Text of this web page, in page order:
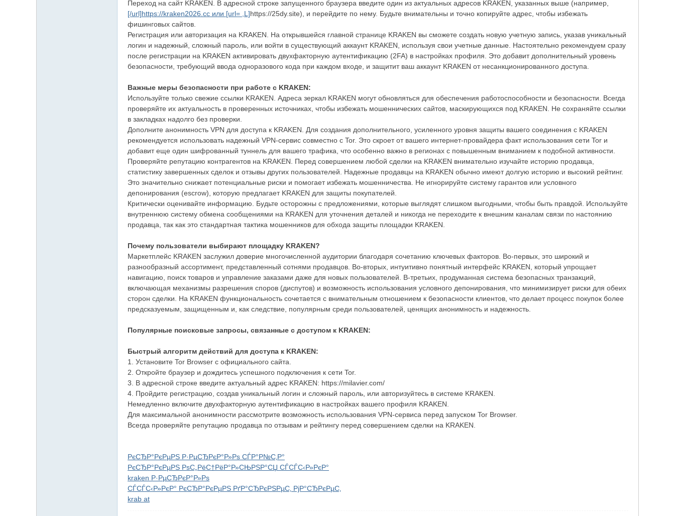
Переход на сайт KRAKEN. В адресной строке запущенного браузера введите один из актуальных адресов KRAKEN, указанных выше (например,
[/url]https://kraken2026.cc или [url= ,L]https://25dy.site), и перейдите по нему. Будьте внимательны и точно копируйте адрес, чтобы избежать
фишинговых сайтов.
Регистрация или авторизация на KRAKEN. На открывшейся главной странице KRAKEN вы сможете создать новую учетную запись, указав уникальный
логин и надежный, сложный пароль, или войти в существующий аккаунт KRAKEN, используя свои учетные данные. Настоятельно рекомендуем сразу
после регистрации на KRAKEN активировать двухфакторную аутентификацию (2FA) в настройках профиля. Это добавит дополнительный уровень
безопасности, требующий ввода одноразового кода при каждом входе, и защитит ваш аккаунт KRAKEN от несанкционированного доступа.
Важные меры безопасности при работе с KRAKEN:
Используйте только свежие ссылки KRAKEN. Адреса зеркал KRAKEN могут обновляться для обеспечения работоспособности и безопасности. Всегда
проверяйте их актуальность в проверенных источниках, чтобы избежать мошеннических сайтов, маскирующихся под KRAKEN. Не сохраняйте ссылки
в закладках надолго без проверки.
Дополните анонимность VPN для доступа к KRAKEN. Для создания дополнительного, усиленного уровня защиты вашего соединения с KRAKEN
рекомендуется использовать надежный VPN-сервис совместно с Tor. Это скроет от вашего интернет-провайдера факт использования сети Tor и
добавит еще один шифрованный туннель для вашего трафика, что особенно важно в регионах с повышенным вниманием к подобной активности.
Проверяйте репутацию контрагентов на KRAKEN. Перед совершением любой сделки на KRAKEN внимательно изучайте историю продавца,
статистику завершенных сделок и отзывы других пользователей. Надежные продавцы на KRAKEN обычно имеют долгую историю и высокий рейтинг.
Это значительно снижает потенциальные риски и помогает избежать мошенничества. Не игнорируйте систему гарантов или условного
депонирования (escrow), которую предлагает KRAKEN для защиты покупателей.
Критически оценивайте информацию. Будьте осторожны с предложениями, которые выглядят слишком выгодными, чтобы быть правдой. Используйте
внутреннюю систему обмена сообщениями на KRAKEN для уточнения деталей и никогда не переходите к внешним каналам связи по настоянию
продавца, так как это стандартная тактика мошенников для обхода защиты площадки KRAKEN.
Почему пользователи выбирают площадку KRAKEN?
Маркетплейс KRAKEN заслужил доверие многочисленной аудитории благодаря сочетанию ключевых факторов. Во-первых, это широкий и
разнообразный ассортимент, представленный сотнями продавцов. Во-вторых, интуитивно понятный интерфейс KRAKEN, который упрощает
навигацию, поиск товаров и управление заказами даже для новых пользователей. В-третьих, продуманная система безопасных транзакций,
включающая механизмы разрешения споров (диспутов) и возможность использования условного депонирования, что минимизирует риски для обеих
сторон сделки. На KRAKEN функциональность сочетается с внимательным отношением к безопасности клиентов, что делает процесс покупок более
предсказуемым, защищенным и, как следствие, популярным среди пользователей, ценящих анонимность и надежность.
Популярные поисковые запросы, связанные с доступом к KRAKEN:
Быстрый алгоритм действий для доступа к KRAKEN:
1. Установите Tor Browser с официального сайта.
2. Откройте браузер и дождитесь успешного подключения к сети Tor.
3. В адресной строке введите актуальный адрес KRAKEN: https://milavier.com/
4. Пройдите регистрацию, создав уникальный логин и сложный пароль, или авторизуйтесь в системе KRAKEN.
Немедленно включите двухфакторную аутентификацию в настройках вашего профиля KRAKEN.
Для максимальной анонимности рассмотрите возможность использования VPN-сервиса перед запуском Tor Browser.
Всегда проверяйте репутацию продавца по отзывам и рейтингу перед совершением сделки на KRAKEN.
РєСЂР°РєРµРЅ Р·РµСЂРєР°Р»Рѕ СЃР°Р№С‚Р°
РєСЂР°РєРµРЅ РѕС„РёС†РёР°Р»СЊРЅР°СЏ СЃСЃС‹Р»РєР°
kraken Р·РµСЂРєР°Р»Рѕ
СЃСЃС‹Р»РєР° РєСЂР°РєРµРЅ РґР°СЂРєРЅРµС‚ РјР°СЂРєРµС‚
krab at